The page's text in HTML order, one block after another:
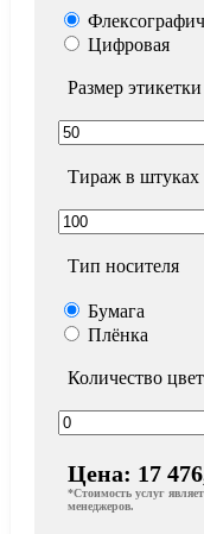
Цифровая
Размер
Тираж в штуках
Тип носителя
Бумага
Плёнка
Количество
Цена: 17
*Стоимость услуг
менеджеров.